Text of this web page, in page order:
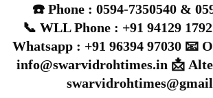
☎️ Phone : 0594-7350540 &
📞 WLL Phone : +91 94129
Whatsapp : +91 96394 97030 📧
info@swarvidrohtimes.in 📩